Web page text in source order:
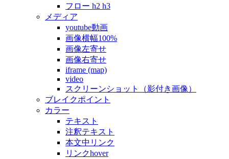
フロー h2 h3
メディア
youtube動画
画像横幅100%
画像左寄せ
画像右寄せ
iframe (map)
video
スクリーンショット（影付き画像）
ブレイクポイント
カラー
テキスト
注釈テキスト
本文中リンク
リンクhover